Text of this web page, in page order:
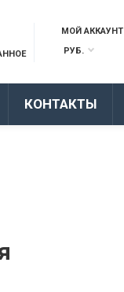
МОЙ АККАУНТ
РУБ.
КОНТАКТЫ